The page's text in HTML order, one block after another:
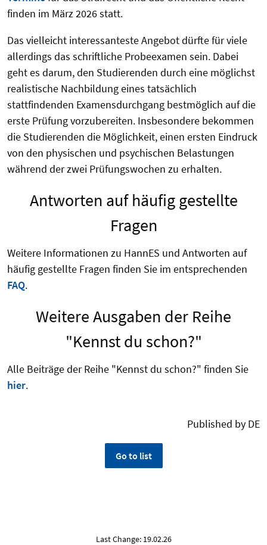
finden im März 2026 statt.
Das vielleicht interessanteste Angebot dürfte für viele
allerdings das schriftliche Probeexamen sein. Dabei
geht es darum, den Studierenden durch eine möglichst
realistische Nachbildung eines tatsächlich
stattfindenden Examensdurchgang bestmöglich auf die
erste Prüfung vorzubereiten. Insbesondere bekommen
die Studierenden die Möglichkeit, einen ersten Eindruck
von den physischen und psychischen Belastungen
während der zwei Prüfungswochen zu erhalten.
Antworten auf häufig gestellte
Fragen
Weitere Informationen zu HannES und Antworten auf
häufig gestellte Fragen finden Sie im entsprechenden
FAQ.
Weitere Ausgaben der Reihe
"Kennst du schon?"
Alle Beiträge der Reihe "Kennst du schon?" finden Sie
hier.
Published by DE
Go to list
Last Change: 19.02.26